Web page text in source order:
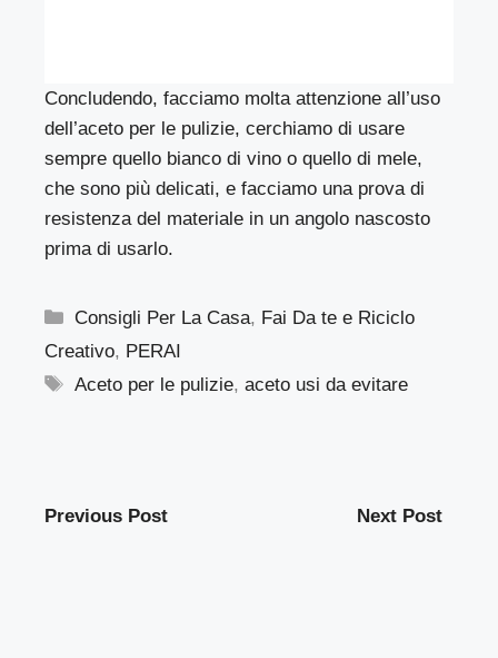
Concludendo, facciamo molta attenzione all’uso
dell’aceto per le pulizie, cerchiamo di usare
sempre quello bianco di vino o quello di mele,
che sono più delicati, e facciamo una prova di
resistenza del materiale in un angolo nascosto
prima di usarlo.
Categorie
Consigli Per La Casa, Fai Da te e Riciclo
Creativo, PERAI
Tag
Aceto per le pulizie,aceto usi da evitare
Previous Post Next Post